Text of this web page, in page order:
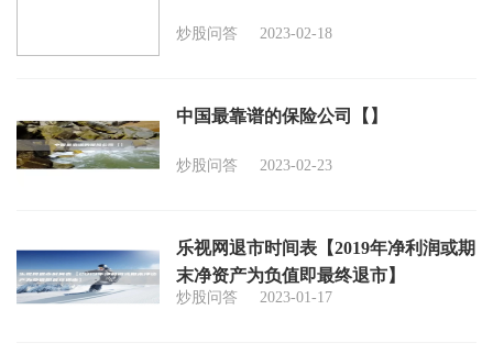
炒股问答 2023-02-18
中国最靠谱的保险公司【】
炒股问答 2023-02-23
乐视网退市时间表【2019年净利润或期
末净资产为负值即最终退市】
炒股问答 2023-01-17